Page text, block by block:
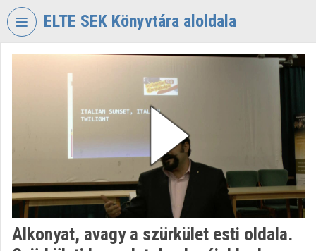
Skip header
ELTE SEK Könyvtára aloldala
LEVÉLTÁR
Organization home
Log In
Alkonyat, avagy a szürkület esti oldala.